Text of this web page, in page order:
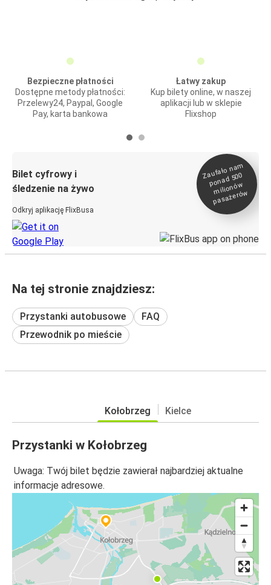
Bezpieczne płatności
Dostępne metody płatności:
Przelewy24, Paypal, Google
Pay, karta bankowa
Łatwy zakup
Kup bilety online, w naszej
aplikacji lub w sklepie
Flixshop
Bilet cyfrowy i
śledzenie na żywo
Odkryj aplikację FlixBusa
Zaufało na
m
ponad 500
milionó
w
pasażeró
w
Na tej stronie znajdziesz:
Przystanki autobusowe
FAQ
Przewodnik po mieście
Kołobrzeg Kielce
Przystanki w Kołobrzeg
Uwaga: Twój bilet będzie zawierał najbardziej aktualne
informacje adresowe.